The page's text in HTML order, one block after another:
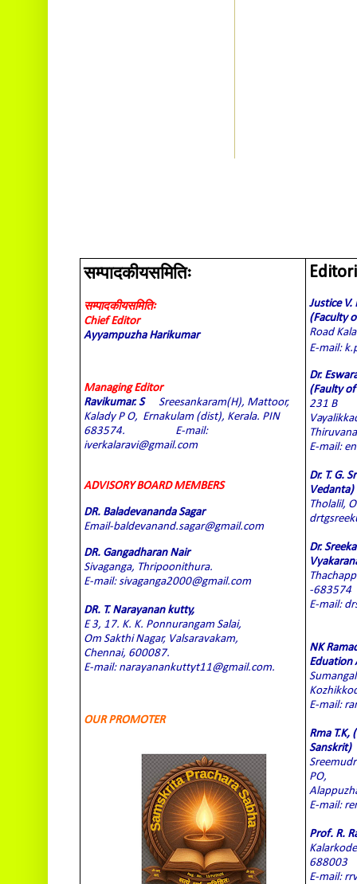
सम्पादकीयसमितिः
सम्पादकीयसमितिः
Chief Editor
Ayyampuzha Harikumar
Managing Editor
Ravikumar. S Sreesankaram(H), Mattoor,
Kalady P O, Ernakulam (dist), Kerala. PIN
683574. E-mail:
iverkalaravi@gmail.com
ADVISORY BOARD MEMBERS
DR. Baladevananda Sagar
Email-baldevanand.sagar@gmail.com
DR. Gangadharan Nair
Sivaganga, Thripoonithura.
E-mail: sivaganga2000@gmail.com
DR. T. Narayanan kutty,
E 3, 17. K. K. Ponnurangam Salai,
Om Sakthi Nagar, Valsaravakam,
Chennai, 600087.
E-mail: narayanankuttyt11@gmail.com.
OUR PROMOTER
Justice
(Faculty
Road
E-mail:
Dr.
(Faulty
231 B
E-mail:
Dr. T. G.
Vedanta)
Tholalil,
Dr.
-683574
E-mail:
NK
Eduation
E-mail:
Rma T.K,
Sanskrit)
PO,
E-mail:
Prof. R.
688003
E-mail: